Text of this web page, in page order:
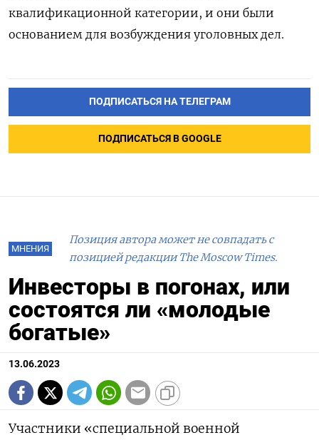
квалификационной категории, и они были
основанием для возбуждения уголовных дел.
ПОДПИСАТЬСЯ НА ТЕЛЕГРАМ
ПОДПИСАТЬСЯ В GOOGLE
МНЕНИЯ
Позиция автора может не совпадать с
позицией редакции The Moscow Times.
Инвесторы в погонах, или
состоятся ли «молодые
богатые»
13.06.2023
Участники «специальной военной